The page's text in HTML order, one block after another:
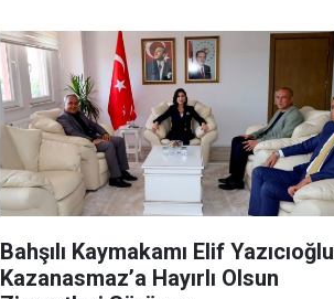
Bahşılı Kaymakamı Elif Yazıcıoğlu
Kazanasmaz’a Hayırlı Olsun